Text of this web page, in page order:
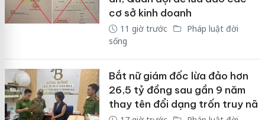
cơ sở kinh doanh
11 giờ trước
Pháp luật đời
sống
Bắt nữ giám đốc lừa đảo hơn
26,5 tỷ đồng sau gần 9 năm
thay tên đổi dạng trốn truy nã